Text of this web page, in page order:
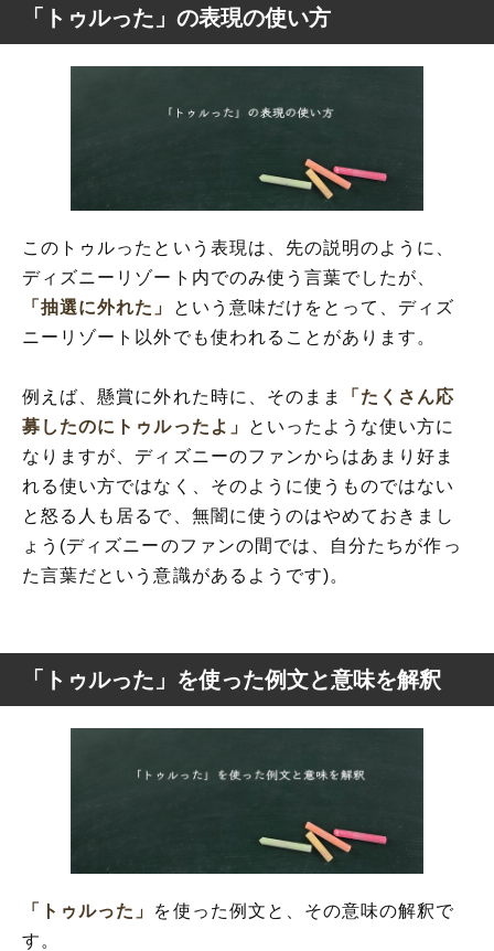
「トゥルった」の表現の使い方
このトゥルったという表現は、先の説明のように、
ディズニーリゾート内でのみ使う言葉でしたが、
「抽選に外れた」
という意味だけをとって、ディズ
ニーリゾート以外でも使われることがあります。
例えば、懸賞に外れた時に、そのまま
「たくさん応
募したのにトゥルったよ」
といったような使い方に
なりますが、ディズニーのファンからはあまり好ま
れる使い方ではなく、そのように使うものではない
と怒る人も居るで、無闇に使うのはやめておきまし
ょう(ディズニーのファンの間では、自分たちが作っ
た言葉だという意識があるようです)。
「トゥルった」を使った例文と意味を解釈
「トゥルった」 を使った例文と、その意味の解釈で
す。